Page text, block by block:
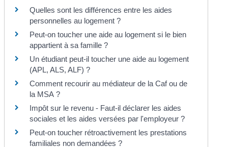
Quelles sont les différences entre les aides
personnelles au logement ?
Peut-on toucher une aide au logement si le bien
appartient à sa famille ?
Un étudiant peut-il toucher une aide au logement
(APL, ALS, ALF) ?
Comment recourir au médiateur de la Caf ou de
la MSA ?
Impôt sur le revenu - Faut-il déclarer les aides
sociales et les aides versées par l'employeur ?
Peut-on toucher rétroactivement les prestations
familiales non demandées ?